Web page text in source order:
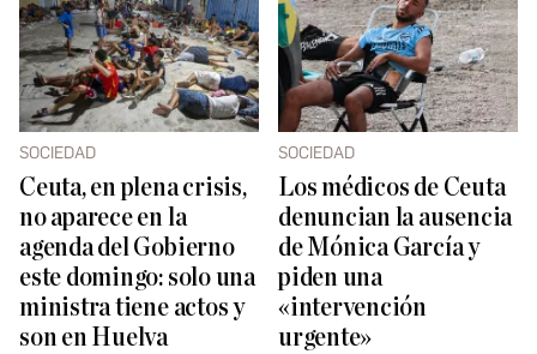
SOCIEDAD
Ceuta, en plena crisis,
no aparece en la
agenda del Gobierno
este domingo: solo una
ministra tiene actos y
son en Huelva
SOCIEDAD
Los médicos de Ceuta
denuncian la ausencia
de Mónica García y
piden una
«intervención
urgente»